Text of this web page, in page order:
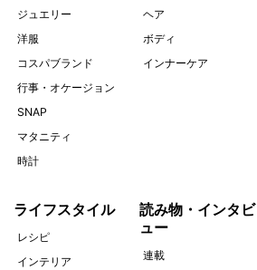
ジュエリー
洋服
コスパブランド
行事・オケージョン
SNAP
マタニティ
時計
ヘア
ボディ
インナーケア
ライフスタイル
レシピ
インテリア
読み物・インタビ
ュー
連載